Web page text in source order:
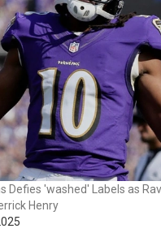
Defies 'washed' Labels as
Henry